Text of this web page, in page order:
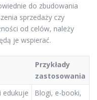
do zbudowania
sprzedaży czy
od celów, należy
je wspierać.
Przykłady
zastosowania
edukuje
Blogi, e-booki,